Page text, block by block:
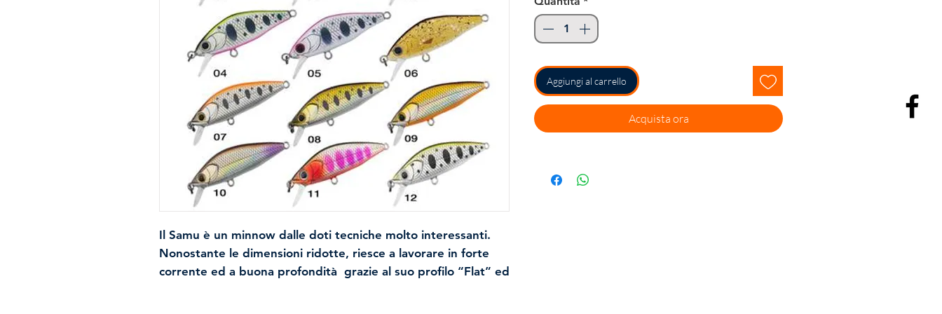
Il Samu è un minnow dalle doti tecniche molto interessanti.
Nonostante le dimensioni ridotte, riesce a lavorare in forte
corrente ed a buona profondità grazie al suo profilo “Flat” ed
Aggiungi al carrello
Acquista ora